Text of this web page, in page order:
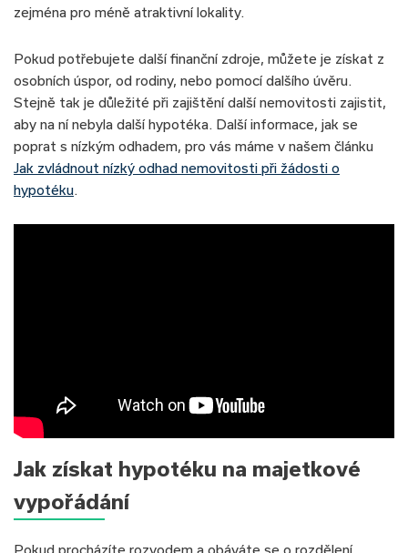
zejména pro méně atraktivní lokality.
Pokud potřebujete další finanční zdroje, můžete je získat z
osobních úspor, od rodiny, nebo pomocí dalšího úvěru.
Stejně tak je důležité při zajištění další nemovitosti zajistit,
aby na ní nebyla další hypotéka. Další informace, jak se
poprat s nízkým odhadem, pro vás máme v našem článku
Jak zvládnout nízký odhad nemovitosti při žádosti o
hypotéku
Jak získat hypotéku na majetkové
vypořádání
Pokud procházíte rozvodem a obáváte se o rozdělení